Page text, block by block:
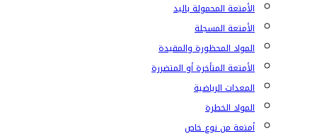
الأمتعة المحمولة باليد
الأمتعة المسجلة
المواد المحظورة والمقيدة
الأمتعة المتأخرة أو المتضررة
المعدات الرياضية
المواد الخطرة
أمتعة من نوع خاص